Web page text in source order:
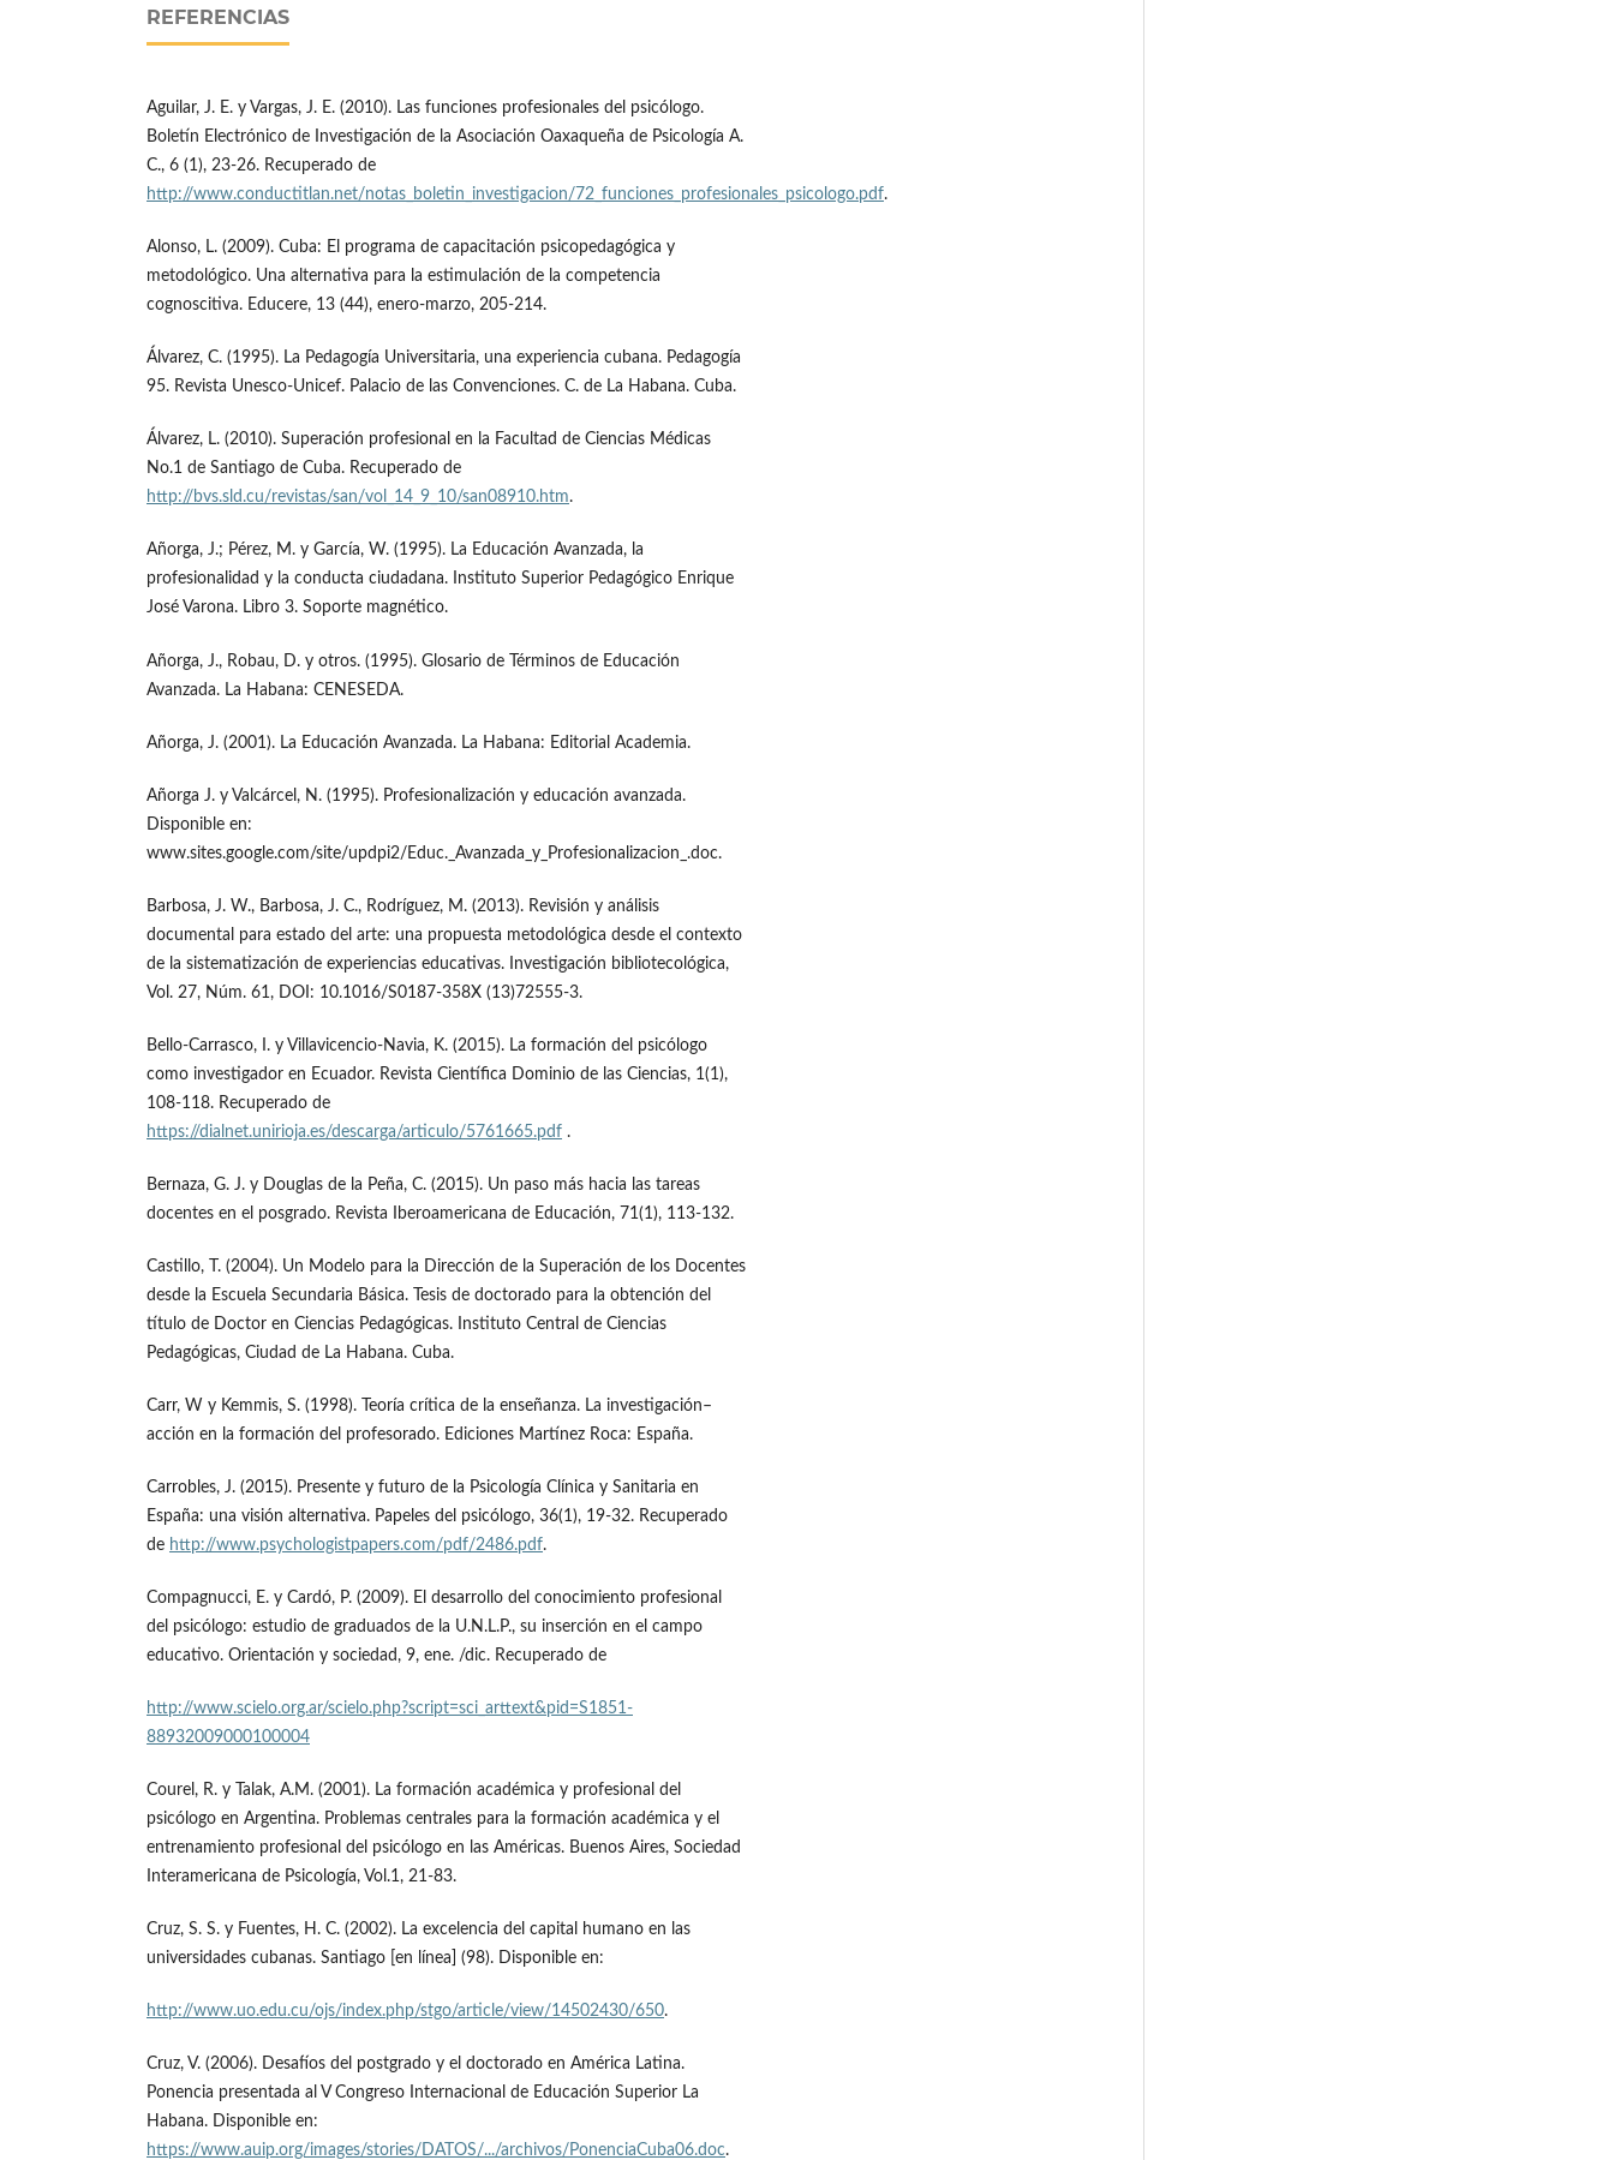
REFERENCIAS
Aguilar, J. E. y Vargas, J. E. (2010). Las funciones profesionales del psicólogo.
Boletín Electrónico de Investigación de la Asociación Oaxaqueña de Psicología A.
C., 6 (1), 23-26. Recuperado de
http://www.conductitlan.net/notas_boletin_investigacion/72_funciones_profesionales_psicologo.pdf.
Alonso, L. (2009). Cuba: El programa de capacitación psicopedagógica y
metodológico. Una alternativa para la estimulación de la competencia
cognoscitiva. Educere, 13 (44), enero-marzo, 205-214.
Álvarez, C. (1995). La Pedagogía Universitaria, una experiencia cubana. Pedagogía
95. Revista Unesco-Unicef. Palacio de las Convenciones. C. de La Habana. Cuba.
Álvarez, L. (2010). Superación profesional en la Facultad de Ciencias Médicas
No.1 de Santiago de Cuba. Recuperado de
http://bvs.sld.cu/revistas/san/vol_14_9_10/san08910.htm.
Añorga, J.; Pérez, M. y García, W. (1995). La Educación Avanzada, la
profesionalidad y la conducta ciudadana. Instituto Superior Pedagógico Enrique
José Varona. Libro 3. Soporte magnético.
Añorga, J., Robau, D. y otros. (1995). Glosario de Términos de Educación
Avanzada. La Habana: CENESEDA.
Añorga, J. (2001). La Educación Avanzada. La Habana: Editorial Academia.
Añorga J. y Valcárcel, N. (1995). Profesionalización y educación avanzada.
Disponible en:
www.sites.google.com/site/updpi2/Educ._Avanzada_y_Profesionalizacion_.doc.
Barbosa, J. W., Barbosa, J. C., Rodríguez, M. (2013). Revisión y análisis
documental para estado del arte: una propuesta metodológica desde el contexto
de la sistematización de experiencias educativas. Investigación bibliotecológica,
Vol. 27, Núm. 61, DOI: 10.1016/S0187-358X (13)72555-3.
Bello-Carrasco, I. y Villavicencio-Navia, K. (2015). La formación del psicólogo
como investigador en Ecuador. Revista Científica Dominio de las Ciencias, 1(1),
108-118. Recuperado de
https://dialnet.unirioja.es/descarga/articulo/5761665.pdf .
Bernaza, G. J. y Douglas de la Peña, C. (2015). Un paso más hacia las tareas
docentes en el posgrado. Revista Iberoamericana de Educación, 71(1), 113-132.
Castillo, T. (2004). Un Modelo para la Dirección de la Superación de los Docentes
desde la Escuela Secundaria Básica. Tesis de doctorado para la obtención del
título de Doctor en Ciencias Pedagógicas. Instituto Central de Ciencias
Pedagógicas, Ciudad de La Habana. Cuba.
Carr, W y Kemmis, S. (1998). Teoría crítica de la enseñanza. La investigación–
acción en la formación del profesorado. Ediciones Martínez Roca: España.
Carrobles, J. (2015). Presente y futuro de la Psicología Clínica y Sanitaria en
España: una visión alternativa. Papeles del psicólogo, 36(1), 19-32. Recuperado
de http://www.psychologistpapers.com/pdf/2486.pdf.
Compagnucci, E. y Cardó, P. (2009). El desarrollo del conocimiento profesional
del psicólogo: estudio de graduados de la U.N.L.P., su inserción en el campo
educativo. Orientación y sociedad, 9, ene. /dic. Recuperado de
http://www.scielo.org.ar/scielo.php?script=sci_arttext&pid=S1851-
88932009000100004
Courel, R. y Talak, A.M. (2001). La formación académica y profesional del
psicólogo en Argentina. Problemas centrales para la formación académica y el
entrenamiento profesional del psicólogo en las Américas. Buenos Aires, Sociedad
Interamericana de Psicología, Vol.1, 21-83.
Cruz, S. S. y Fuentes, H. C. (2002). La excelencia del capital humano en las
universidades cubanas. Santiago [en línea] (98). Disponible en:
http://www.uo.edu.cu/ojs/index.php/stgo/article/view/14502430/650.
Cruz, V. (2006). Desafíos del postgrado y el doctorado en América Latina.
Ponencia presentada al V Congreso Internacional de Educación Superior La
Habana. Disponible en:
https://www.auip.org/images/stories/DATOS/.../archivos/PonenciaCuba06.doc.